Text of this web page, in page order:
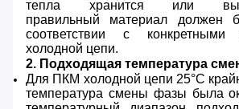
тепла хранится или
правильный материал должен
соответствии с конкретными
холодной цепи.
2. Подходящая температура
Для ПКМ холодной цепи 25°C
температура смены фазы была